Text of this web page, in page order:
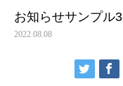
お知らせサンプル3
2022.08.08